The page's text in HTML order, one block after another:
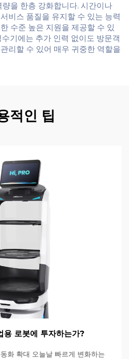
을 한층 강화합니다. 시간이나
비스 품질을 유지할 수 있는 능력
수준 높은 지원을 제공할 수 있
기에는 추가 인력 없이도 방문객
리할 수 있어 매우 귀중한 역할을
적인 팁
용 로봇에 투자하는가?
화 확대 오늘날 빠르게 변화하는